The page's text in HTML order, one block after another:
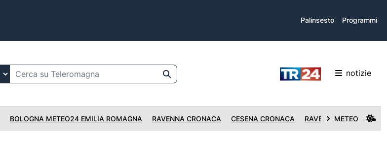
Palinsesto Programmi
notizie
BOLOGNA METEO24 EMILIA ROMAGNA RAVENNA CRONACA CESENA CRONACA RAVENNA CRONACA
METEO